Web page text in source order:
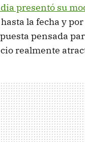
presentó su
la fecha y
pensada
realmente